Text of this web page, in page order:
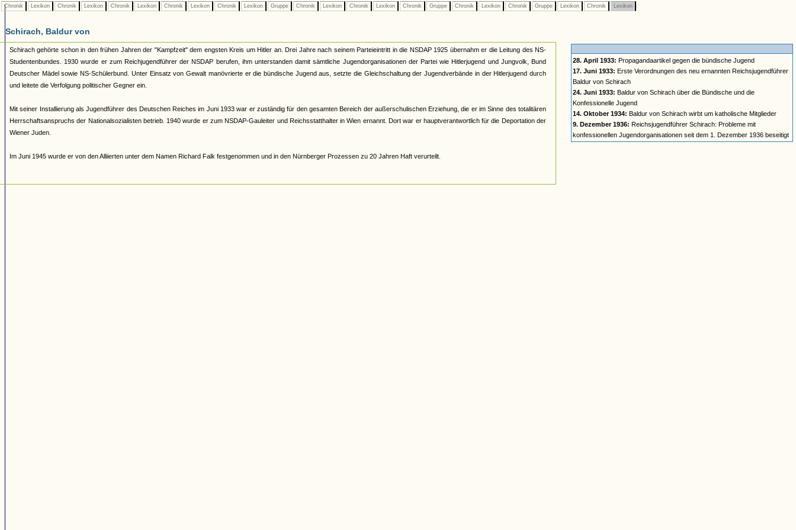
Chronik Lexikon Chronik Lexikon Chronik Lexikon Chronik Lexikon Chronik Lexikon Gruppe Chronik Lexikon Chronik Lexikon Chronik Gruppe Chronik Lexikon Chronik Gruppe Lexikon Chronik Lexikon
Schirach, Baldur von
Schirach gehörte schon in den frühen Jahren der "Kampfzeit" dem engsten Kreis um Hitler an. Drei Jahre nach seinem Parteieintritt in die NSDAP 1925 übernahm er die Leitung des NS-
Studentenbundes. 1930 wurde er zum Reichjugendführer der NSDAP berufen, ihm unterstanden damit sämtliche Jugendorganisationen der Partei wie Hitlerjugend und Jungvolk, Bund
Deutscher Mädel sowie NS-Schülerbund. Unter Einsatz von Gewalt manövrierte er die bündische Jugend aus, setzte die Gleichschaltung der Jugendverbände in der Hitlerjugend durch
und leitete die Verfolgung politischer Gegner ein.
Mit seiner Installierung als Jugendführer des Deutschen Reiches im Juni 1933 war er zuständig für den gesamten Bereich der außerschulischen Erziehung, die er im Sinne des totalitären
Herrschaftsanspruchs der Nationalsozialisten betrieb. 1940 wurde er zum NSDAP-Gauleiter und Reichsstatthalter in Wien ernannt. Dort war er hauptverantwortlich für die Deportation der
Wiener Juden.
Im Juni 1945 wurde er von den Alliierten unter dem Namen Richard Falk festgenommen und in den Nürnberger Prozessen zu 20 Jahren Haft verurteilt.
28. April 1933: Propagandaartikel gegen die bündische Jugend
17. Juni 1933: Erste Verordnungen des neu ernannten Reichsjugendführer
Baldur von Schirach
24. Juni 1933: Baldur von Schirach über die Bündische und die
Konfessionelle Jugend
14. Oktober 1934: Baldur von Schirach wirbt um katholische Mitglieder
9. Dezember 1936: Reichsjugendführer Schirach: Probleme mit
konfessionellen Jugendorganisationen seit dem 1. Dezember 1936 beseitigt